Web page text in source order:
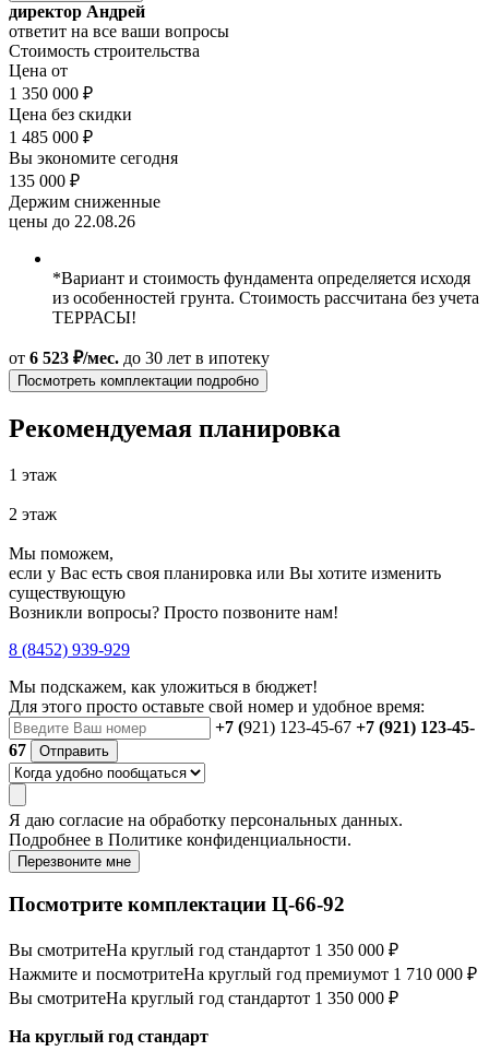
директор Андрей
ответит на все ваши вопросы
Стоимость строительства
Цена от
1 350 000 ₽
Цена без скидки
1 485 000 ₽
Вы экономите сегодня
135 000 ₽
Держим сниженные
цены до 22.08.26
*Вариант и стоимость фундамента определяется исходя
из особенностей грунта. Стоимость рассчитана без учета
ТЕРРАСЫ!
от 6 523 ₽/мес. до 30 лет в ипотеку
Посмотреть комплектации подробно
Рекомендуемая планировка
1 этаж
2 этаж
Мы поможем,
если у Вас есть своя планировка или Вы хотите изменить
существующую
Возникли вопросы? Просто позвоните нам!
8 (8452) 939-929
Мы подскажем, как уложиться в бюджет!
Для этого просто оставьте свой номер и удобное время:
+7 (921) 123-45-67 +7 (921) 123-45-
67
Отправить
Я даю согласие на обработку персональных данных.
Подробнее в Политике конфиденциальности.
Перезвоните мне
Посмотрите комплектации Ц-66-92
Вы смотритеНа круглый год стандартот 1 350 000 ₽
Нажмите и посмотритеНа круглый год премиумот 1 710 000 ₽
Вы смотритеНа круглый год стандартот 1 350 000 ₽
На круглый год стандарт